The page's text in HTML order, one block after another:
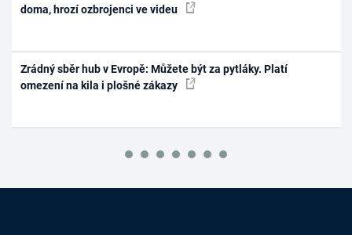
doma, hrozí ozbrojenci ve videu
Zrádný sběr hub v Evropě: Můžete být za pytláky. Platí
omezení na kila i plošné zákazy